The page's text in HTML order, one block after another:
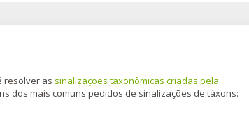
resolver as sinalizações taxonômicas criadas pela
dos mais comuns pedidos de sinalizações de táxons: